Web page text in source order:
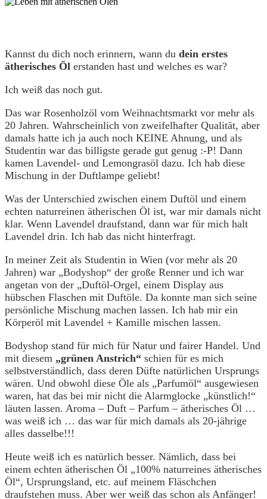
Kannst du dich noch erinnern, wann du dein erstes
ätherisches Öl erstanden hast und welches es war?
Ich weiß das noch gut.
Das war Rosenholzöl vom Weihnachtsmarkt vor mehr als
20 Jahren. Wahrscheinlich von zweifelhafter Qualität, aber
damals hatte ich ja auch noch KEINE Ahnung, und als
Studentin war das billigste gerade gut genug :-P! Dann
kamen Lavendel- und Lemongrasöl dazu. Ich hab diese
Mischung in der Duftlampe geliebt!
Was der Unterschied zwischen einem Duftöl und einem
echten naturreinen ätherischen Öl ist, war mir damals nicht
klar. Wenn Lavendel draufstand, dann war für mich halt
Lavendel drin. Ich hab das nicht hinterfragt.
In meiner Zeit als Studentin in Wien (vor mehr als 20
Jahren) war „Bodyshop“ der große Renner und ich war
angetan von der „Duftöl-Orgel, einem Display aus
hübschen Flaschen mit Duftöle. Da konnte man sich seine
persönliche Mischung machen lassen. Ich hab mir ein
Körperöl mit Lavendel + Kamille mischen lassen.
Bodyshop stand für mich für Natur und fairer Handel. Und
mit diesem „grünen Anstrich“ schien für es mich
selbstverständlich, dass deren Düfte natürlichen Ursprungs
wären. Und obwohl diese Öle als „Parfumöl“ ausgewiesen
waren, hat das bei mir nicht die Alarmglocke „künstlich!“
läuten lassen. Aroma – Duft – Parfum – ätherisches Öl …
was weiß ich … das war für mich damals als 20-jährige
alles dasselbe!!!
Heute weiß ich es natürlich besser. Nämlich, dass bei
einem echten ätherischen Öl „100% naturreines ätherisches
Öl“, Ursprungsland, etc. auf meinem Fläschchen
draufstehen muss. Aber wer weiß das schon als Anfänger!